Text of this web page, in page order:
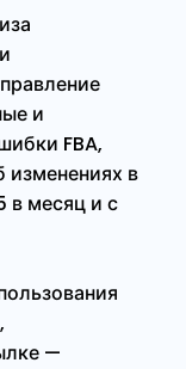
и
FBA,
изменениях в
в месяц и с
—